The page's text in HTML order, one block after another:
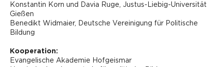
Konstantin Korn und Davia Ruge, Justus-Liebig-Universität
Gießen
Benedikt Widmaier, Deutsche Vereinigung für Politische
Bildung
Kooperation:
Evangelische Akademie Hofgeismar